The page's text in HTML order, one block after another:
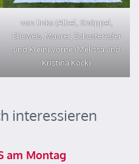
von links (Albel, Knöppel,
Blieweis, Maurer, Schustereder
und Klein) vorne (Melissa und
Kristina Köck)
interessieren
am Montag